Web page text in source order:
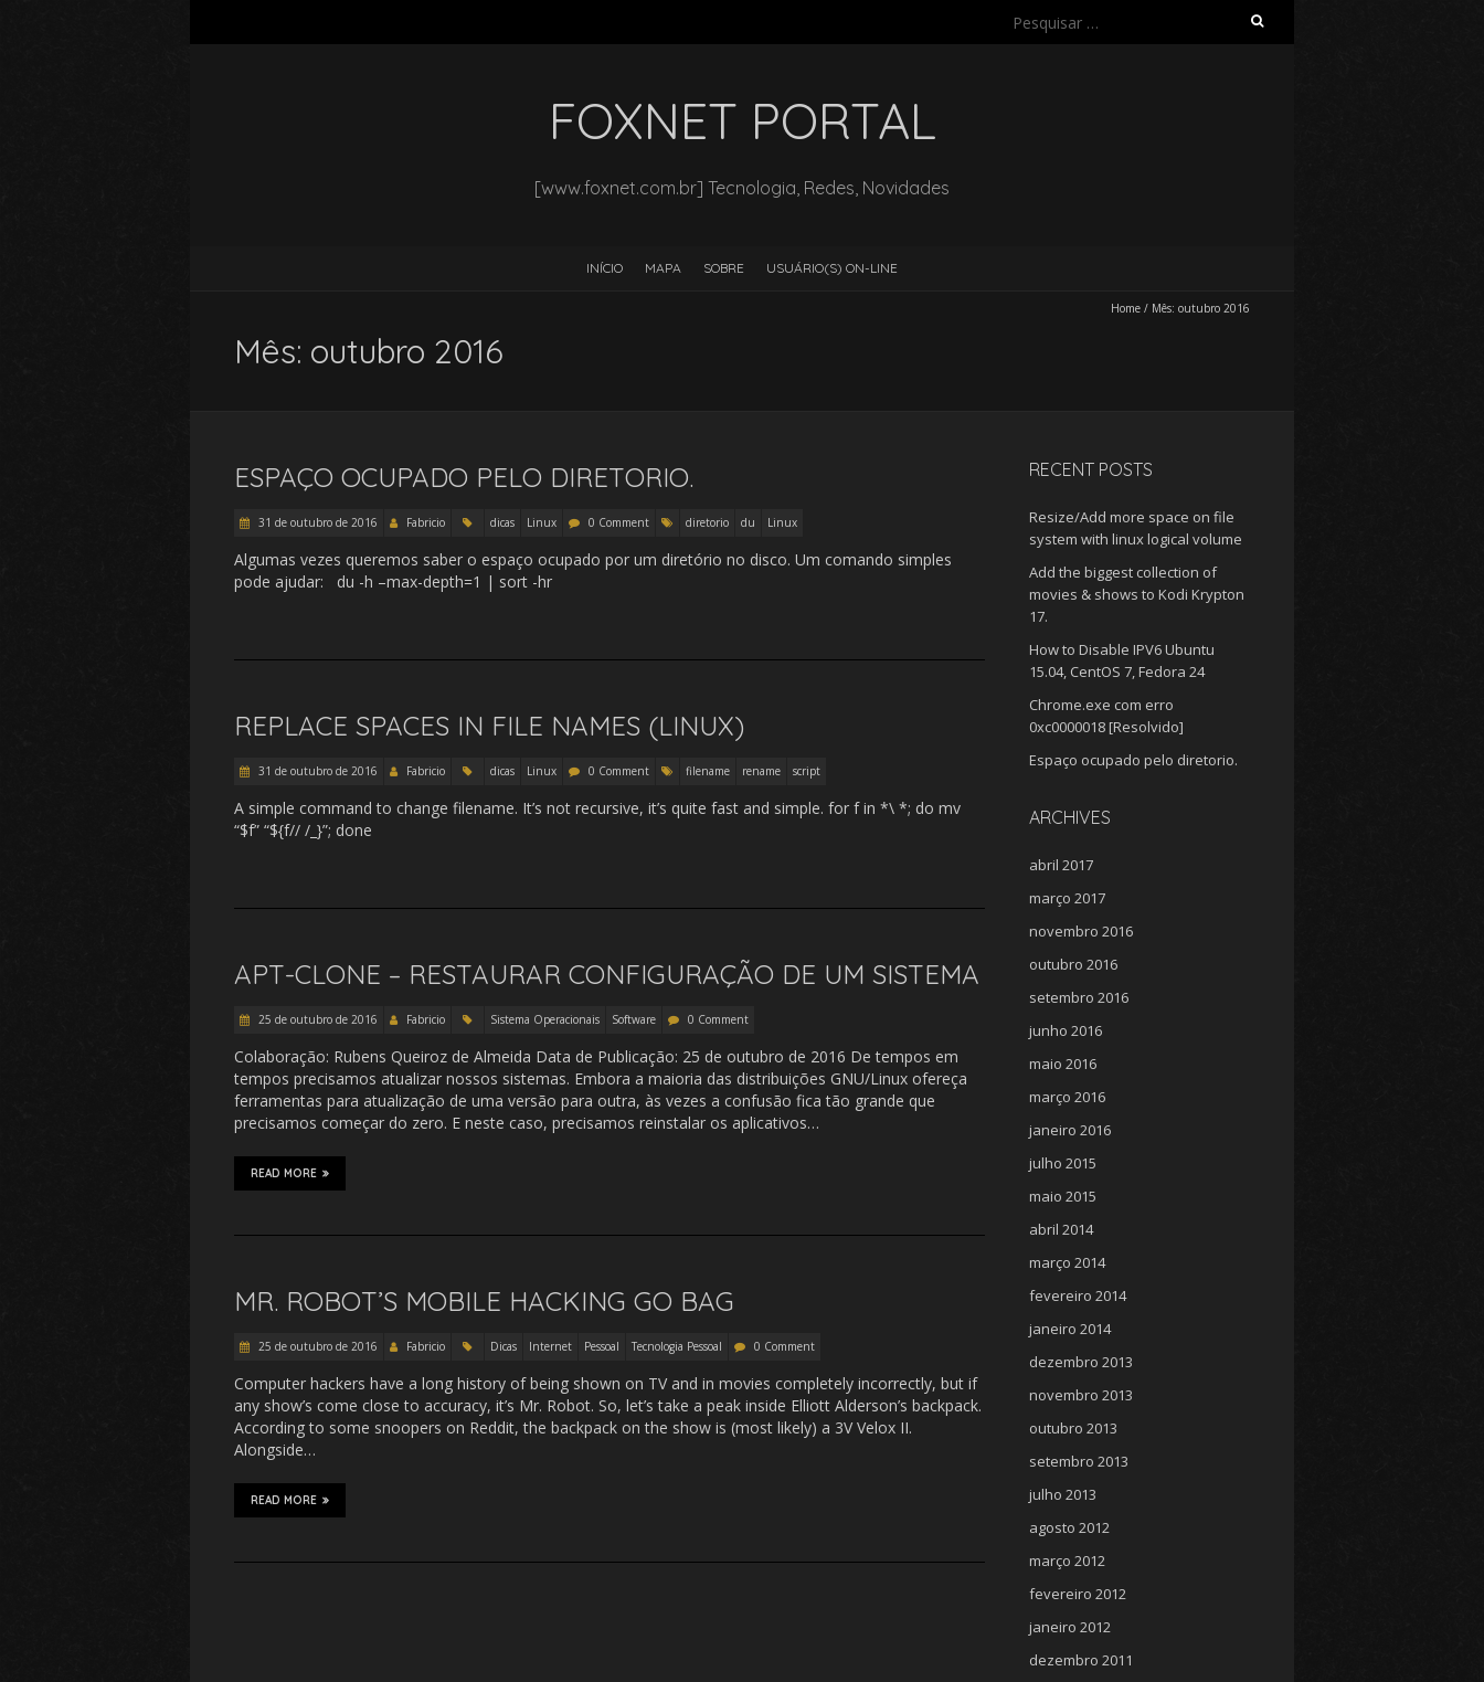
Pesquisar
FOXNET PORTAL
[www.foxnet.com.br] Tecnologia, Redes, Novidades
INÍCIO MAPA SOBRE USUÁRIO(S) ON-LINE
Home / Mês: outubro 2016
Mês: outubro 2016
ESPAÇO OCUPADO PELO DIRETORIO.
31 de outubro de 2016 Fabricio dicas Linux 0 Comment diretorio du Linux
Algumas vezes queremos saber o espaço ocupado por um diretório no disco. Um comando simples
pode ajudar: du -h –max-depth=1 | sort -hr
REPLACE SPACES IN FILE NAMES (LINUX)
31 de outubro de 2016 Fabricio dicas Linux 0 Comment filename rename script
A simple command to change filename. It’s not recursive, it’s quite fast and simple. for f in *\ *; do mv
“$f” “${f// /_}”; done
APT-CLONE – RESTAURAR CONFIGURAÇÃO DE UM SISTEMA
25 de outubro de 2016 Fabricio Sistema Operacionais Software 0 Comment
Colaboração: Rubens Queiroz de Almeida Data de Publicação: 25 de outubro de 2016 De tempos em
tempos precisamos atualizar nossos sistemas. Embora a maioria das distribuições GNU/Linux ofereça
ferramentas para atualização de uma versão para outra, às vezes a confusão fica tão grande que
precisamos começar do zero. E neste caso, precisamos reinstalar os aplicativos…
READ MORE
MR. ROBOT’S MOBILE HACKING GO BAG
25 de outubro de 2016 Fabricio Dicas Internet Pessoal Tecnologia Pessoal 0 Comment
Computer hackers have a long history of being shown on TV and in movies completely incorrectly, but if
any show’s come close to accuracy, it’s Mr. Robot. So, let’s take a peak inside Elliott Alderson’s backpack.
According to some snoopers on Reddit, the backpack on the show is (most likely) a 3V Velox II.
Alongside…
READ MORE
RECENT POSTS
Resize/Add more space on file
system with linux logical volume
Add the biggest collection of
movies & shows to Kodi Krypton
17.
How to Disable IPV6 Ubuntu
15.04, CentOS 7, Fedora 24
Chrome.exe com erro
0xc0000018 [Resolvido]
Espaço ocupado pelo diretorio.
ARCHIVES
abril 2017
março 2017
novembro 2016
outubro 2016
setembro 2016
junho 2016
maio 2016
março 2016
janeiro 2016
julho 2015
maio 2015
abril 2014
março 2014
fevereiro 2014
janeiro 2014
dezembro 2013
novembro 2013
outubro 2013
setembro 2013
julho 2013
agosto 2012
março 2012
fevereiro 2012
janeiro 2012
dezembro 2011